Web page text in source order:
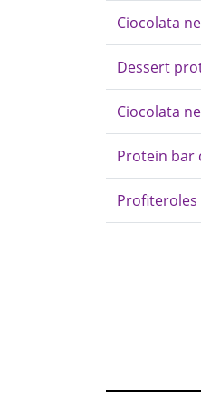
Ciocolata
Dessert
Ciocolata
Protein bar
Profiteroles